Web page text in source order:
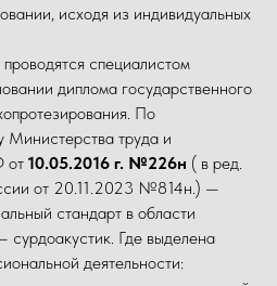
исходя из индивидуальных
специалистом
диплома государственного
По
Министерства труда и
от 10.05.2016 г. №226н ( в ред.
от 20.11.2023 №814н.) —
стандарт в области
сурдоакустик. Где выделена
деятельности: